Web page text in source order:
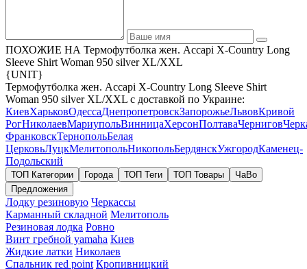
ПОХОЖИЕ НА Термофутболка жен. Accapi X-Country Long
Sleeve Shirt Woman 950 silver XL/XXL
{UNIT}
Термофутболка жен. Accapi X-Country Long Sleeve Shirt
Woman 950 silver XL/XXL с доставкой по Украине:
КиевХарьковОдессаДнепропетровскЗапорожьеЛьвовКривой
РогНиколаевМариупольВинницаХерсонПолтаваЧернигов
ФранковскТернопольБелая
ЦерковьЛуцкМелитопольНикопольБердянскУжгородКаменец-
Подольский
ТОП Категории Города ТОП Теги ТОП Товары
ЧаВо
Предложения
Лодку резиновую Черкассы
Карманный складной Мелитополь
Резиновая лодка Ровно
Винт гребной yamaha Киев
Жидкие латки Николаев
Спальник red point Кропивницкий